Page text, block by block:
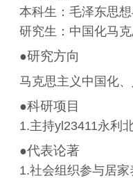
本科生：毛泽东思
研究生：中国化马克
●研究方向
马克思主义中国化
●科研项目
1.主持yl23411永利
●代表论著
1.社会组织参与居